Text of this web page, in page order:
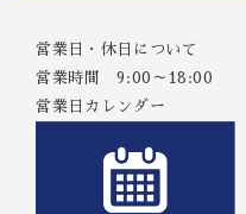
営業日・休日について
営業時間 9:00～18:00
営業日カレンダー